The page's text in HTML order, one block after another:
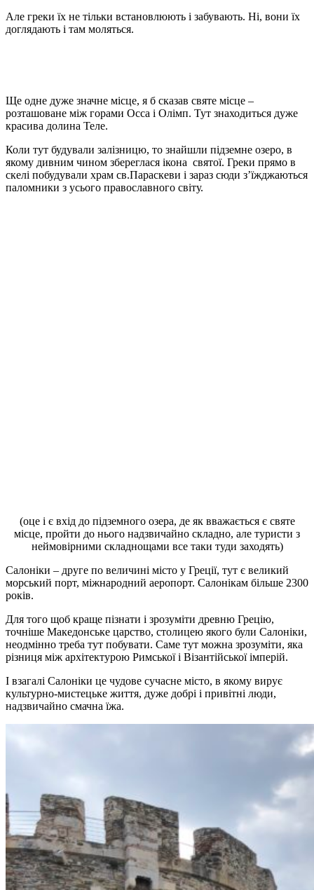
Але греки їх не тільки встановлюють і забувають. Ні, вони їх
доглядають і там моляться.
Ще одне дуже значне місце, я б сказав святе місце –
розташоване між горами Осса і Олімп. Тут знаходиться дуже
красива долина Теле.
Коли тут будували залізницю, то знайшли підземне озеро, в
якому дивним чином збереглася ікона святої. Греки прямо в
скелі побудували храм св.Параскеви і зараз сюди з’їжджаються
паломники з усього православного світу.
(оце і є вхід до підземного озера, де як вважається є святе
місце, пройти до нього надзвичайно складно, але туристи з
неймовірними складнощами все таки туди заходять)
Салоніки – друге по величині місто у Греції, тут є великий
морський порт, міжнародний аеропорт. Салонікам більше 2300
років.
Для того щоб краще пізнати і зрозуміти древню Грецію,
точніше Македонське царство, столицею якого були Салоніки,
неодмінно треба тут побувати. Саме тут можна зрозуміти, яка
різниця між архітектурою Римської і Візантійської імперій.
І взагалі Салоніки це чудове сучасне місто, в якому вирує
культурно-мистецьке життя, дуже добрі і привітні люди,
надзвичайно смачна їжа.